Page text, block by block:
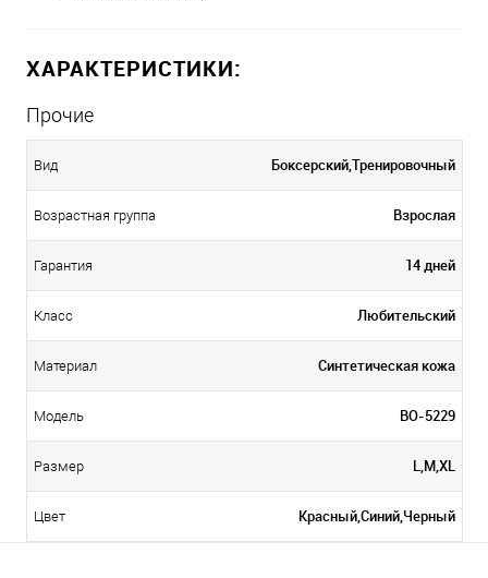
ХАРАКТЕРИСТИКИ:
Прочие
Вид Боксерский,Тренировочный
Возрастная группа Взрослая
Гарантия 14 дней
Класс Любительский
Материал Синтетическая кожа
Модель BO-5229
Размер L,M,XL
Цвет Красный,Синий,Черный